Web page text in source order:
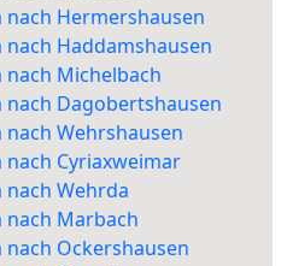
Hermershausen
Haddamshausen
Michelbach
Dagobertshausen
Wehrshausen
Cyriaxweimar
Wehrda
nach Marbach
Ockershausen